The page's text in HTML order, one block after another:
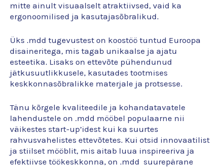
mitte ainult visuaalselt atraktiivsed, vaid ka
ergonoomilised ja kasutajasõbralikud.
Üks .mdd tugevustest on koostöö tuntud Euroopa
disaineritega, mis tagab unikaalse ja ajatu
esteetika. Lisaks on ettevõte pühendunud
jätkusuutlikkusele, kasutades tootmises
keskkonnasõbralikke materjale ja protsesse.
Tänu kõrgele kvaliteedile ja kohandatavatele
lahendustele on .mdd mööbel populaarne nii
väikestes start-up’idest kui ka suurtes
rahvusvahelistes ettevõtetes. Kui otsid innovaatilist
ja stiilset mööblit, mis aitab luua inspireeriva ja
efektiivse töökeskkonna, on .mdd suurepärane